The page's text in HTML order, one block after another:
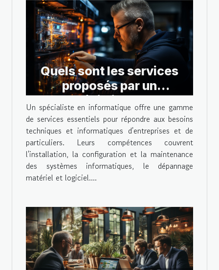
Quels sont les services
proposés par un
spécialiste en
informatique ?
Un spécialiste en informatique offre une gamme
de services essentiels pour répondre aux besoins
techniques et informatiques d'entreprises et de
particuliers. Leurs compétences couvrent
l'installation, la configuration et la maintenance
des systèmes informatiques, le dépannage
matériel et logiciel....